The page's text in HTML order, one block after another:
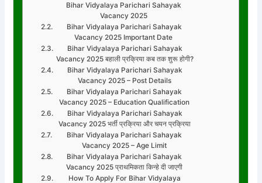
Bihar Vidyalaya Parichari Sahayak
Vacancy 2025
Bihar Vidyalaya Parichari Sahayak
Vacancy 2025 Important Date
Bihar Vidyalaya Parichari Sahayak
Vacancy 2025 बहाली प्रक्रिया कब तक शुरू होगी?
Bihar Vidyalaya Parichari Sahayak
Vacancy 2025 – Post Details
Bihar Vidyalaya Parichari Sahayak
Vacancy 2025 – Education Qualification
Bihar Vidyalaya Parichari Sahayak
Vacancy 2025 भर्ती प्रक्रिया और चयन प्रक्रिया
Bihar Vidyalaya Parichari Sahayak
Vacancy 2025 – Age Limit
Bihar Vidyalaya Parichari Sahayak
Vacancy 2025 प्राथमिकता किन्हे दी जाएगी
How To Apply For Bihar Vidyalaya